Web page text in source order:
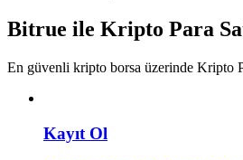
Kopya Tüccarı Olun
Kâr paylaşımı ve kopya ticaret
Bitrue ile Kripto Para
En güvenli kripto borsa üzerinde Kripto
Kayıt Ol